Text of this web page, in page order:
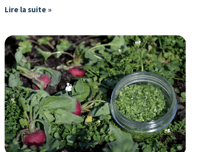
Lire la suite »